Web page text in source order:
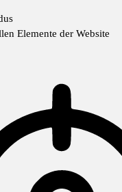
Elemente der Website